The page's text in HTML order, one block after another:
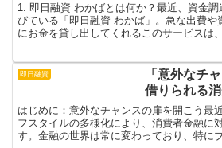
1. 即日融資 わかばとは何か？最近、資金
びている「即日融資 わかば」。急な出費や
にお金を貸し出してくれるこのサービスは
即日融資
「意外なチ
借りられる
はじめに：意外なチャンスの扉を開こう最
フスタイルの多様化により、消費者金融に
す。金融の世界は常に変わっており、特に